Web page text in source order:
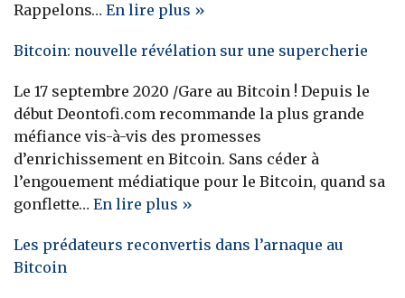
Rappelons… En lire plus »
Bitcoin: nouvelle révélation sur une supercherie
Le 17 septembre 2020 /Gare au Bitcoin ! Depuis le
début Deontofi.com recommande la plus grande
méfiance vis-à-vis des promesses
d’enrichissement en Bitcoin. Sans céder à
l’engouement médiatique pour le Bitcoin, quand sa
gonflette… En lire plus »
Les prédateurs reconvertis dans l’arnaque au
Bitcoin